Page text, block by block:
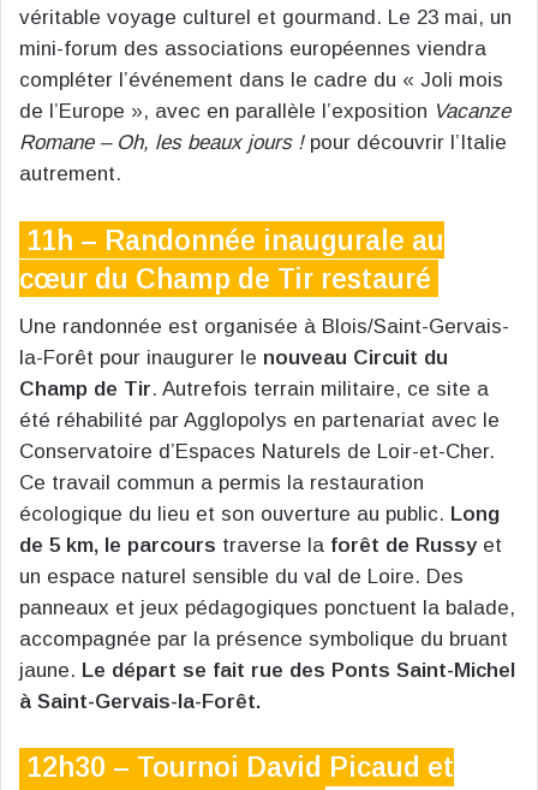
véritable voyage culturel et gourmand. Le 23 mai, un
mini-forum des associations européennes viendra
compléter l’événement dans le cadre du « Joli mois
de l’Europe », avec en parallèle l’exposition Vacanze
Romane – Oh, les beaux jours !pour découvrir l’Italie
autrement.
11h – Randonnée inaugurale au
cœur du Champ de Tir restauré
Une randonnée est organisée à Blois/Saint-Gervais-
la-Forêt pour inaugurer le nouveau Circuit du
Champ de Tir. Autrefois terrain militaire, ce site a
été réhabilité par Agglopolys en partenariat avec le
Conservatoire d’Espaces Naturels de Loir-et-Cher.
Ce travail commun a permis la restauration
écologique du lieu et son ouverture au public. Long
de 5 km, le parcours traverse la forêt de Russyet
un espace naturel sensible du val de Loire. Des
panneaux et jeux pédagogiques ponctuent la balade,
accompagnée par la présence symbolique du bruant
jaune. Le départ se fait rue des Ponts Saint-Michel
à Saint-Gervais-la-Forêt.
12h30 – Tournoi David Picaud et